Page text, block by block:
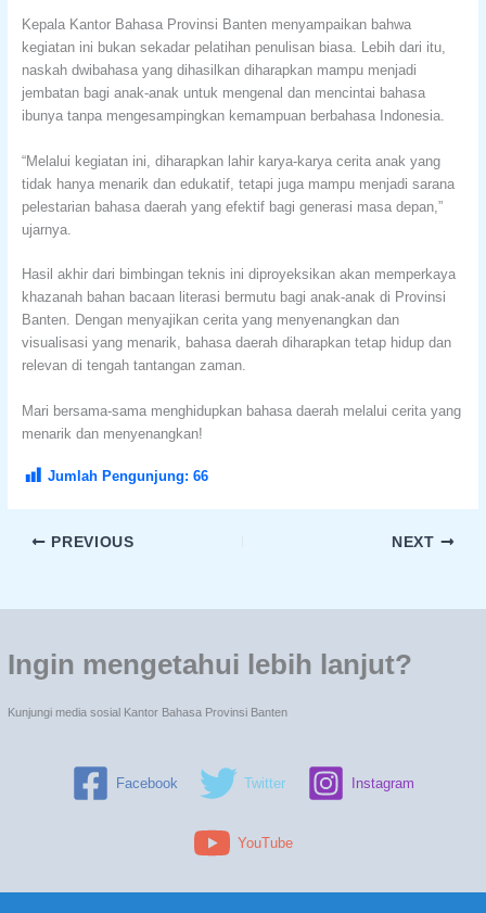
Kepala Kantor Bahasa Provinsi Banten menyampaikan bahwa
kegiatan ini bukan sekadar pelatihan penulisan biasa. Lebih dari itu,
naskah dwibahasa yang dihasilkan diharapkan mampu menjadi
jembatan bagi anak-anak untuk mengenal dan mencintai bahasa
ibunya tanpa mengesampingkan kemampuan berbahasa Indonesia.
“Melalui kegiatan ini, diharapkan lahir karya-karya cerita anak yang
tidak hanya menarik dan edukatif, tetapi juga mampu menjadi sarana
pelestarian bahasa daerah yang efektif bagi generasi masa depan,”
ujarnya.
Hasil akhir dari bimbingan teknis ini diproyeksikan akan memperkaya
khazanah bahan bacaan literasi bermutu bagi anak-anak di Provinsi
Banten. Dengan menyajikan cerita yang menyenangkan dan
visualisasi yang menarik, bahasa daerah diharapkan tetap hidup dan
relevan di tengah tantangan zaman.
Mari bersama-sama menghidupkan bahasa daerah melalui cerita yang
menarik dan menyenangkan!
Jumlah Pengunjung: 66
PREVIOUS NEXT
Ingin mengetahui lebih lanjut?
Kunjungi media sosial Kantor Bahasa Provinsi Banten
Facebook Twitter Instagram
YouTube